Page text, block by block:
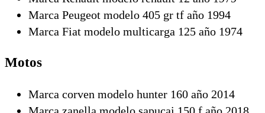
Marca Peugeot modelo 405 gr tf año 1994
Marca Fiat modelo multicarga 125 año 1974
Motos
Marca corven modelo hunter 160 año 2014